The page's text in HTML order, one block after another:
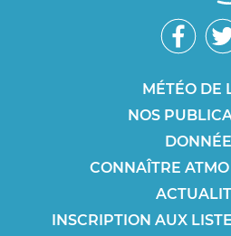
sociaux
MÉTÉO DE
NOS
CONNAÎTRE
INSCRIPTION AUX